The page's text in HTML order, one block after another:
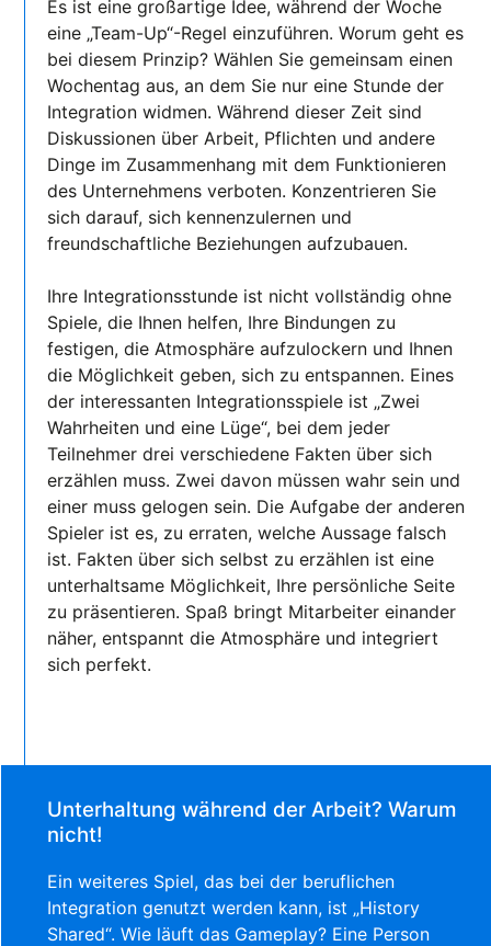
Es ist eine großartige Idee, während der Woche
eine „Team-Up“-Regel einzuführen. Worum geht es
bei diesem Prinzip? Wählen Sie gemeinsam einen
Wochentag aus, an dem Sie nur eine Stunde der
Integration widmen. Während dieser Zeit sind
Diskussionen über Arbeit, Pflichten und andere
Dinge im Zusammenhang mit dem Funktionieren
des Unternehmens verboten. Konzentrieren Sie
sich darauf, sich kennenzulernen und
freundschaftliche Beziehungen aufzubauen.
Ihre Integrationsstunde ist nicht vollständig ohne
Spiele, die Ihnen helfen, Ihre Bindungen zu
festigen, die Atmosphäre aufzulockern und Ihnen
die Möglichkeit geben, sich zu entspannen. Eines
der interessanten Integrationsspiele ist „Zwei
Wahrheiten und eine Lüge“, bei dem jeder
Teilnehmer drei verschiedene Fakten über sich
erzählen muss. Zwei davon müssen wahr sein und
einer muss gelogen sein. Die Aufgabe der anderen
Spieler ist es, zu erraten, welche Aussage falsch
ist. Fakten über sich selbst zu erzählen ist eine
unterhaltsame Möglichkeit, Ihre persönliche Seite
zu präsentieren. Spaß bringt Mitarbeiter einander
näher, entspannt die Atmosphäre und integriert
sich perfekt.
Unterhaltung während der Arbeit? Warum
nicht!
Ein weiteres Spiel, das bei der beruflichen
Integration genutzt werden kann, ist „History
Shared“. Wie läuft das Gameplay? Eine Person